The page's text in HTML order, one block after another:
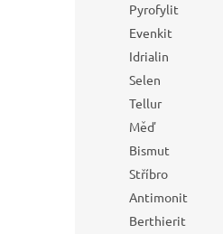
Pyrofylit
Evenkit
Idrialin
Selen
Tellur
Měď
Bismut
Stříbro
Antimonit
Berthierit